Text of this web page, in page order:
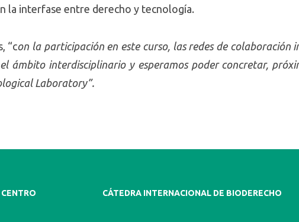
la interfase entre derecho y tecnología.
“con la participación en este curso, las redes de
ámbito interdisciplinario y esperamos poder concretar,
Laboratory”.
CÁTEDRA INTERNACIONAL DE BIODERECHO